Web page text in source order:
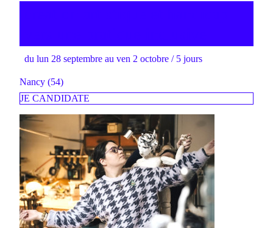
du lun 28 septembre au ven 2 octobre / 5 jours
Nancy (54)
JE CANDIDATE